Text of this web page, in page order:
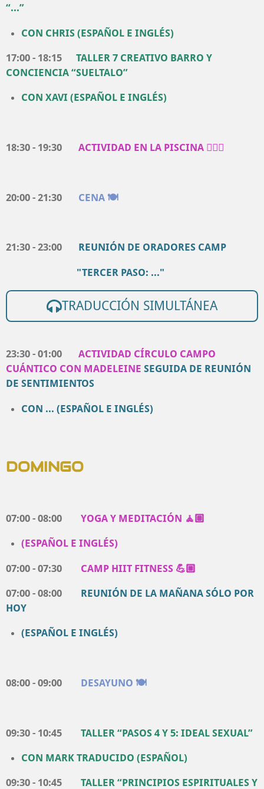
“...”
CON CHRIS (ESPAÑOL E INGLÉS)
17:00 - 18:15 TALLER 7 CREATIVO BARRO Y
CONCIENCIA “SUELTALO”
CON XAVI (ESPAÑOL E INGLÉS)
18:30 - 19:30 ACTIVIDAD EN LA PISCINA 🏊🏻‍♀️
20:00 - 21:30 CENA 🍽️
21:30 - 23:00 REUNIÓN DE ORADORES CAMP
"TERCER PASO: ..."
TRADUCCIÓN SIMULTÁNEA
23:30 - 01:00
ACTIVIDAD CÍRCULO CAMPO
CUÁNTICO CON MADELEINE SEGUIDA DE REUNIÓN
DE SENTIMIENTOS
CON ... (ESPAÑOL E INGLÉS)
DOMINGO
07:00 - 08:00 YOGA Y MEDITACIÓN 🧘🏽
(ESPAÑOL E INGLÉS)
07:00 - 07:30 CAMP HIIT FITNESS 💪🏼
07:00 - 08:00 REUNIÓN DE LA MAÑANA SÓLO POR
HOY
(ESPAÑOL E INGLÉS)
08:00 - 09:00 DESAYUNO 🍽️
09:30 - 10:45 TALLER “PASOS 4 Y 5: IDEAL SEXUAL”
CON MARK TRADUCIDO (ESPAÑOL)
09:30 - 10:45 TALLER “PRINCIPIOS ESPIRITUALES Y